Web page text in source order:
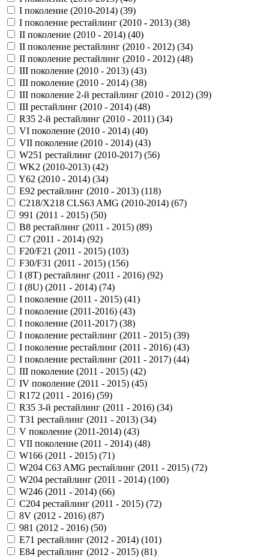
I поколение (2010-2014) (39)
I поколение рестайлинг (2010 - 2013) (38)
II поколение (2010 - 2014) (40)
II поколение рестайлинг (2010 - 2012) (34)
II поколение рестайлинг (2010 - 2012) (48)
III поколение (2010 - 2013) (43)
III поколение (2010 - 2014) (38)
III поколение 2-й рестайлинг (2010 - 2012) (39)
III рестайлинг (2010 - 2014) (48)
R35 2-й рестайлинг (2010 - 2011) (34)
VI поколение (2010 - 2014) (40)
VII поколение (2010 - 2014) (43)
W251 рестайлинг (2010-2017) (56)
WK2 (2010-2013) (42)
Y62 (2010 - 2014) (34)
Е92 рестайлинг (2010 - 2013) (118)
С218/X218 CLS63 AMG (2010-2014) (67)
991 (2011 - 2015) (50)
B8 рестайлинг (2011 - 2015) (89)
C7 (2011 - 2014) (92)
F20/F21 (2011 - 2015) (103)
F30/F31 (2011 - 2015) (156)
I (8T) рестайлинг (2011 - 2016) (92)
I (8U) (2011 - 2014) (74)
I поколение (2011 - 2015) (41)
I поколение (2011-2016) (43)
I поколение (2011-2017) (38)
I поколение рестайлинг (2011 - 2015) (39)
I поколение рестайлинг (2011 - 2016) (43)
I поколение рестайлинг (2011 - 2017) (44)
III поколение (2011 - 2015) (42)
IV поколение (2011 - 2015) (45)
R172 (2011 - 2016) (59)
R35 3-й рестайлинг (2011 - 2016) (34)
T31 рестайлинг (2011 - 2013) (34)
V поколение (2011-2014) (43)
VII поколение (2011 - 2014) (48)
W166 (2011 - 2015) (71)
W204 C63 AMG рестайлинг (2011 - 2015) (72)
W204 рестайлинг (2011 - 2014) (100)
W246 (2011 - 2014) (66)
С204 рестайлинг (2011 - 2015) (72)
8V (2012 - 2016) (87)
981 (2012 - 2016) (50)
E71 рестайлинг (2012 - 2014) (101)
E84 рестайлинг (2012 - 2015) (81)